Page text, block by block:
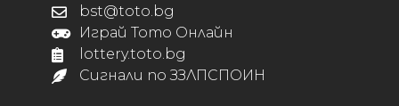
bst@toto.bg
Играй Тото Онлайн
lottery.toto.bg
Сигнали по ЗЗЛПСПОИН